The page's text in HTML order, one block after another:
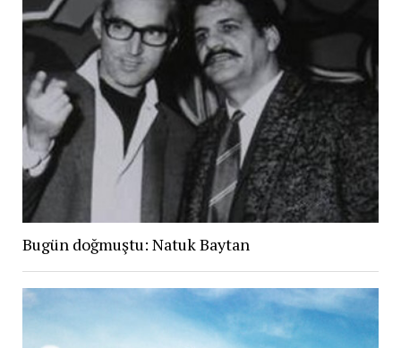
Bugün doğmuştu: Natuk Baytan